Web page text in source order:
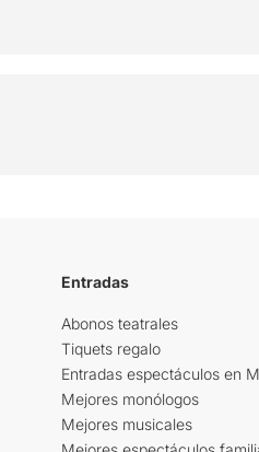
Entradas
Abonos teatrales
Tiquets regalo
Entradas espectáculos en
Mejores monólogos
Mejores musicales